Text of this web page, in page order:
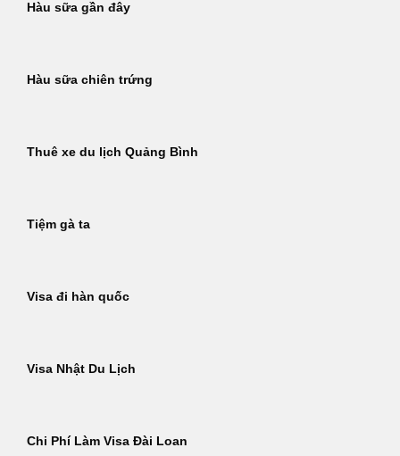
Hàu sữa gần đây
Hàu sữa chiên trứng
Thuê xe du lịch Quảng Bình
Tiệm gà ta
Visa đi hàn quốc
Visa Nhật Du Lịch
Chi Phí Làm Visa Đài Loan